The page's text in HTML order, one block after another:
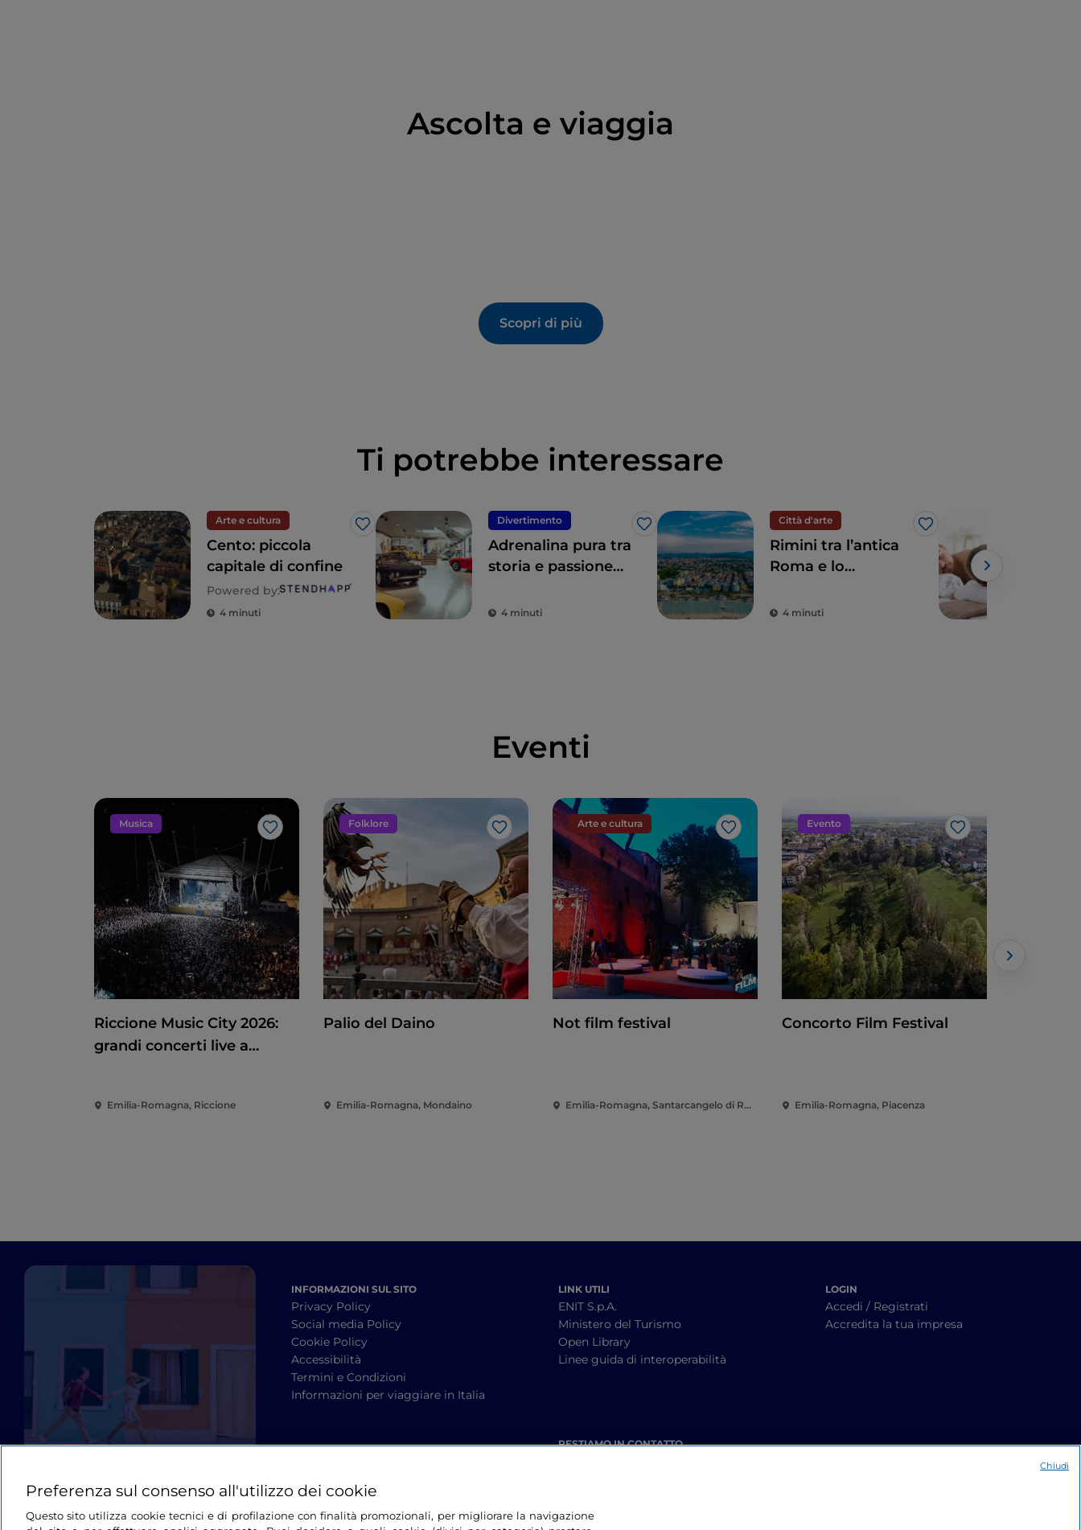
Ascolta e viaggia
Scopri di più
Ti potrebbe interessare
Arte e cultura
Like
Cento: piccola
capitale di confine
Powered by:
4 minuti
Divertimento
Like
Adrenalina pura tra
storia e passione
4 minuti
Città d'arte
Like
Rimini tra l’antica
Roma e lo
Rinascimento
4 minuti
Eventi
Musica
Like
Riccione Music City 2026:
grandi concerti live a
Emilia-Romagna, Riccione
Folklore
Like
Palio del Daino
Emilia-Romagna, Mondaino
Arte e cultura
Like
Not film festival
Emilia-Romagna, Santarcangelo di Romagna
Evento
Like
Concorto Film Festival
Emilia-Romagna, Piacenza
INFORMAZIONI SUL SITO
Privacy Policy
Social media Policy
Cookie Policy
Accessibilità
Termini e Condizioni
Informazioni per viaggiare in Italia
LINK UTILI
ENIT S.p.A.
Ministero del Turismo
Open Library
Linee guida di interoperabilità
RESTIAMO IN CONTATTO
LOGIN
Accedi / Registrati
Accredita la tua impresa
Preferenza sul consenso all'utilizzo dei cookie
Questo sito utilizza cookie tecnici e di profilazione con finalità promozionali, per migliorare la navigazione
Chiudi